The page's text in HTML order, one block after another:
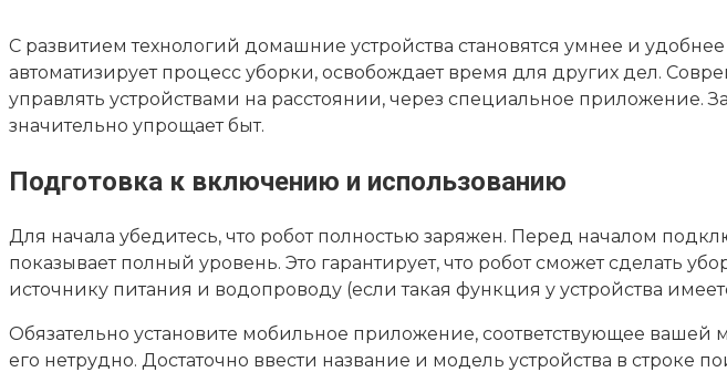
С развитием технологий домашние устройства становятся умнее и
автоматизирует процесс уборки, освобождает время для других дел.
управлять устройствами на расстоянии, через специальное приложение.
значительно упрощает быт.
Подготовка к включению и использованию
Для начала убедитесь, что робот полностью заряжен. Перед началом
показывает полный уровень. Это гарантирует, что робот сможет сделать
источнику питания и водопроводу (если такая функция у устройства
Обязательно установите мобильное приложение, соответствующее
его нетрудно. Достаточно ввести название и модель устройства в строке